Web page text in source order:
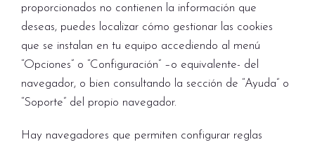
proporcionados no contienen la información que
deseas, puedes localizar cómo gestionar las cookies
que se instalan en tu equipo accediendo al menú
“Opciones” o “Configuración” –o equivalente- del
navegador, o bien consultando la sección de “Ayuda” o
“Soporte” del propio navegador.
Hay navegadores que permiten configurar reglas